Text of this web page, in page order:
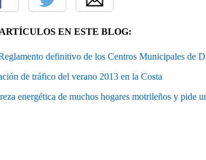
EN ESTE BLOG:
definitivo de los Centros Municipales de
de tráfico del verano 2013 en la Costa
energética de muchos hogares motrileños y pide